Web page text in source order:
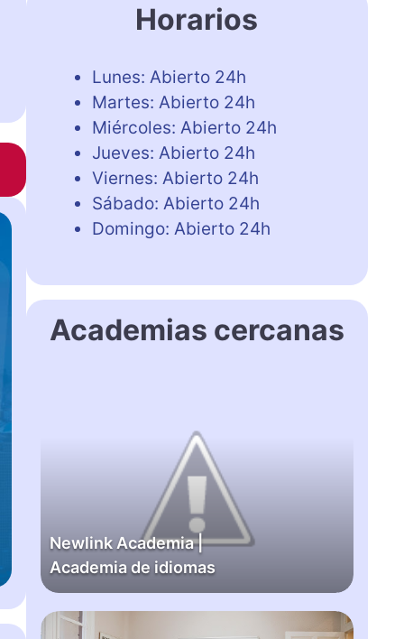
Horarios
Lunes: Abierto 24h
Martes: Abierto 24h
Miércoles: Abierto 24h
Jueves: Abierto 24h
Viernes: Abierto 24h
Sábado: Abierto 24h
Domingo: Abierto 24h
Academias cercanas
Newlink Academia |
Academia de idiomas
a
d
e
A